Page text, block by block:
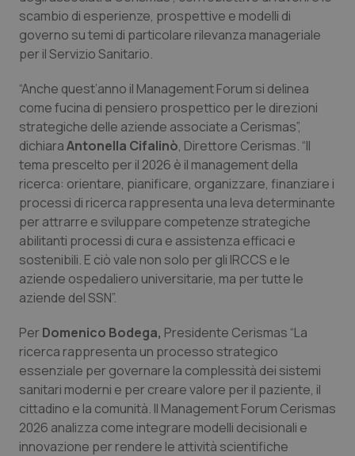
Provincia Autonoma di Trento
Puglia
Sardegna
Sicilia
Toscana
Umbria
Valle D’Aosta
Ipertensione & Scompenso
Malattie rare
Malattia di Crohn & Rettocolite Ulcerosa
Neuroscienze & patologie neurodegenerative
Obesità
Oftalmologia
Oncodermatologia
Oncologia & Nutrizione
Psoriasi & pelle
Quotidiano Cardiologia
scambio di esperienze, prospettive e modelli di
governo su temi di particolare rilevanza manageriale
per il Servizio Sanitario.
“Anche quest’anno il Management Forum si delinea
come fucina di pensiero prospettico per le direzioni
strategiche delle aziende associate a Cerismas”,
dichiaraAntonella Cifalinò, Direttore Cerismas. “Il
tema prescelto per il 2026 è il management della
ricerca: orientare, pianificare, organizzare, finanziare i
processi di ricerca rappresenta una leva determinante
per attrarre e sviluppare competenze strategiche
abilitanti processi di cura e assistenza efficaci e
sostenibili. E ciò vale non solo per gli IRCCS e le
aziende ospedaliero universitarie, ma per tutte le
aziende del SSN”.
Per Domenico Bodega, Presidente Cerismas “La
ricerca rappresenta un processo strategico
essenziale per governare la complessità dei sistemi
sanitari moderni e per creare valore per il paziente, il
cittadino e la comunità. Il Management Forum Cerismas
2026 analizza come integrare modelli decisionali e
innovazione per rendere le attività scientifiche